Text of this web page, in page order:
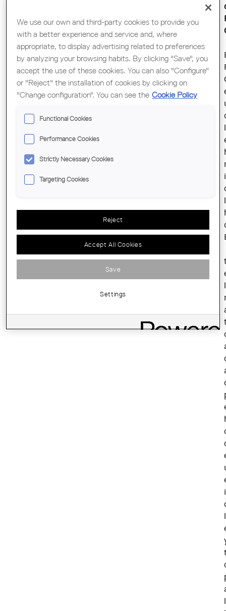
We use our own and third-party cookies to provide you
with a better experience and service and, where
appropriate, to display advertising related to preferences
by analyzing your browsing habits. By clicking "Save", you
accept the use of these cookies. You can also "Configure"
or "Reject" the installation of cookies by clicking on
"Change configuration". You can see the Cookie Policy
Functional Cookies
Performance Cookies
Strictly Necessary Cookies
Targeting Cookies
Reject
Accept All Cookies
Save
Settings